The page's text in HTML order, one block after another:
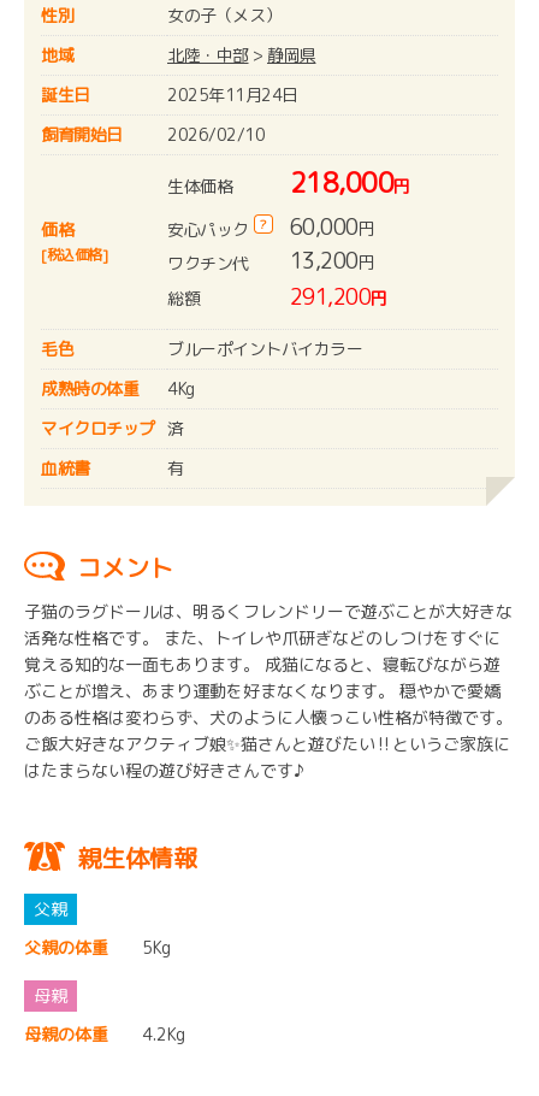
性別
女の子（メス）
地域
北陸・中部> 静岡県
誕生日
2025年11月24日
飼育開始日
2026/02/10
価格
[税込価格]
生体価格 218,000円
安心パック
? 60,000円
ワクチン代
13,200円
総額
291,200円
毛色
ブルーポイントバイカラー
成熟時の体重
4Kg
マイクロチップ 済
血統書
有
コメント
子猫のラグドールは、明るくフレンドリーで遊ぶことが大好きな
活発な性格です。 また、トイレや爪研ぎなどのしつけをすぐに
覚える知的な一面もあります。 成猫になると、寝転びながら遊
ぶことが増え、あまり運動を好まなくなります。 穏やかで愛嬌
のある性格は変わらず、犬のように人懐っこい性格が特徴です。
ご飯大好きなアクティブ娘✨猫さんと遊びたい‼️というご家族に
はたまらない程の遊び好きさんです♪
親生体情報
父親の体重 5Kg
母親の体重 4.2Kg